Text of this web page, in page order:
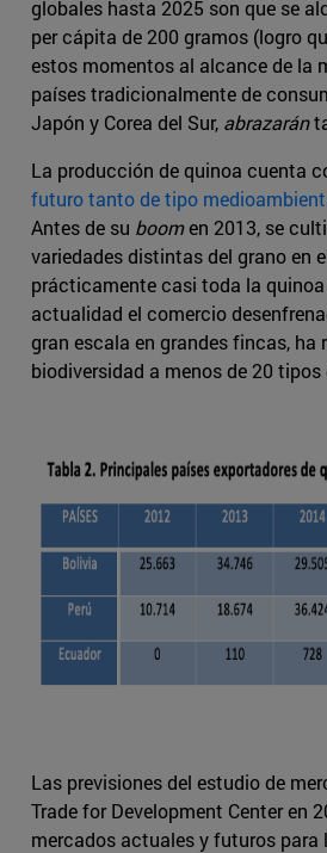
globales hasta 2025 son que se
per cápita de 200 gramos (logro
estos momentos al alcance de la
países tradicionalmente de
Japón y Corea del Sur, abrazarán
La producción de quinoa cuenta
futuro tanto de tipo
Antes de su boomen 2013, se
variedades distintas del grano en
prácticamente casi toda la quinoa
actualidad el comercio
gran escala en grandes fincas, ha
biodiversidad a menos de 20 tipos
Las previsiones del estudio de
Trade for Development Center en
mercados actuales y futuros para